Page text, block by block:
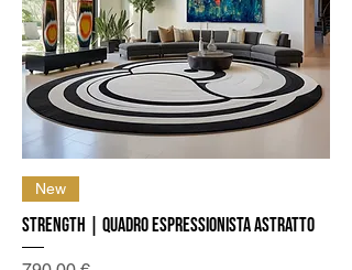
New
Strength | Quadro Espressionista Astratto